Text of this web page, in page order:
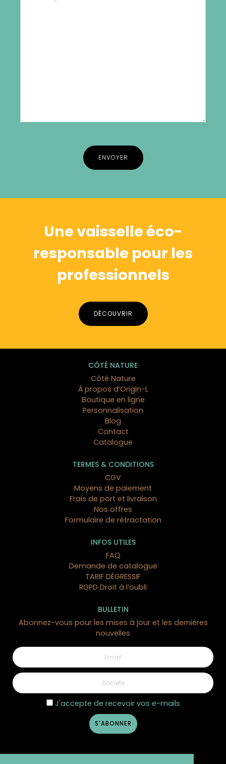
Une vaisselle éco-
responsable pour les
professionnels
DÉCOUVRIR
CÔTÉ NATURE
Côté Nature
À propos d’Origin-L
Boutique en ligne
Personnalisation
Blog
Contact
Catalogue
TERMES & CONDITIONS
CGV
Moyens de paiement
Frais de port et livraison
Nos offres
Formulaire de rétractation
INFOS UTILES
FAQ
Demande de catalogue
TARIF DÉGRESSIF
RGPD Droit à l’oubli
BULLETIN
Abonnez-vous pour les mises à jour et les dernières
nouvelles
J'accepte de recevoir vos e-mails